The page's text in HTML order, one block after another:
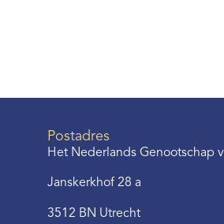
Postadres
Het Nederlands Genootschap
Janskerkhof 28 a
3512 BN Utrecht